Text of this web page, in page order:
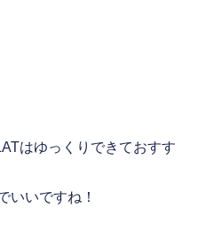
はゆっくりできておすす
いいですね！